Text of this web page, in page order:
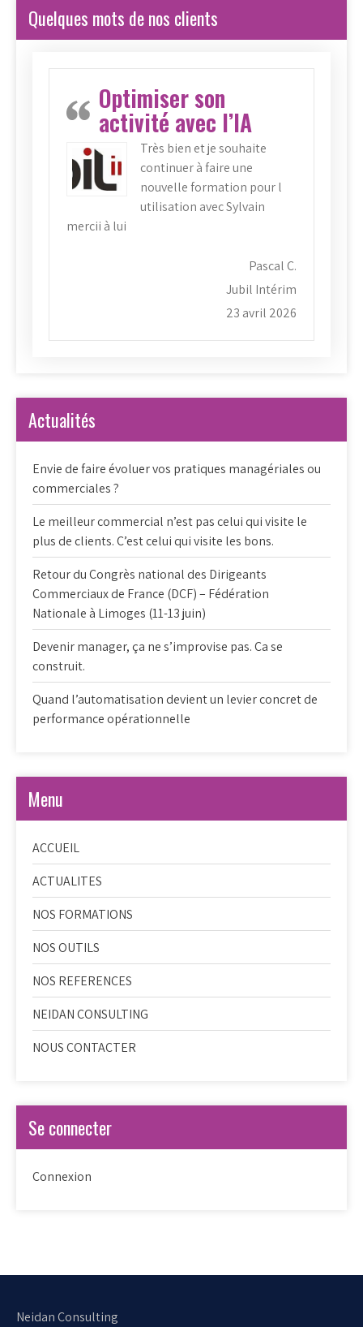
Quelques mots de nos clients
Optimiser son
activité avec l’IA
Très bien et je souhaite
continuer à faire une
nouvelle formation pour l
utilisation avec Sylvain
mercii à lui
Pascal C.
Jubil Intérim
23 avril 2026
Actualités
Envie de faire évoluer vos pratiques managériales ou
commerciales ?
Le meilleur commercial n’est pas celui qui visite le
plus de clients. C’est celui qui visite les bons.
Retour du Congrès national des Dirigeants
Commerciaux de France (DCF) – Fédération
Nationale à Limoges (11-13 juin)
Devenir manager, ça ne s’improvise pas. Ca se
construit.
Quand l’automatisation devient un levier concret de
performance opérationnelle
Menu
ACCUEIL
ACTUALITES
NOS FORMATIONS
NOS OUTILS
NOS REFERENCES
NEIDAN CONSULTING
NOUS CONTACTER
Se connecter
Connexion
Neidan Consulting